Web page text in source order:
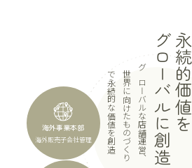
永続
グローバルに創造
グ
ロ
ー
バ
ル
な
店
舗
運
営
、
世
界
に
向
け
た
も
の
づ
く
り
で
永
続
的
な
価
値
を
創
造
海外事業本部
海外販売子会社管理